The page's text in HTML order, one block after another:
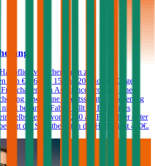
zu
von € 7,6, 10, 15 und 20 Mio. an. Gegen
ein Assistance-Produkt, eine
sowie eine Rechtsschutzversicherung
nicht benannte Fahrer fällt im Falle eines
Selbstbehalt von € 250 an. Für Fahrer unter
der Selbstbehalt in der Haftpflicht 400€.